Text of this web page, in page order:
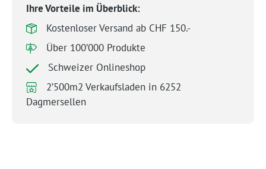
Ihre Vorteile im Überblick:
Kostenloser Versand ab CHF 150.-
Über 100’000 Produkte
Schweizer Onlineshop
2’500m2 Verkaufsladen in 6252
Dagmersellen